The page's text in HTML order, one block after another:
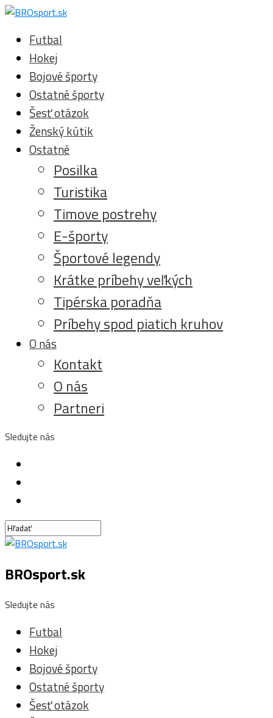
Futbal
Hokej
Bojové športy
Ostatné športy
Šesť otázok
Ženský kútik
Ostatné
Posilka
Turistika
Timove postrehy
E-športy
Športové legendy
Krátke príbehy veľkých
Tipérska poradňa
Príbehy spod piatich kruhov
O nás
Kontakt
O nás
Partneri
Sledujte nás
BROsport.sk
Sledujte nás
Futbal
Hokej
Bojové športy
Ostatné športy
Šesť otázok